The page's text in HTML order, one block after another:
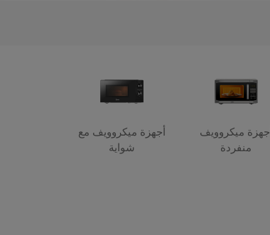
أجهزة ميكروويف
منفردة
أجهزة ميكروويف مع
شواية